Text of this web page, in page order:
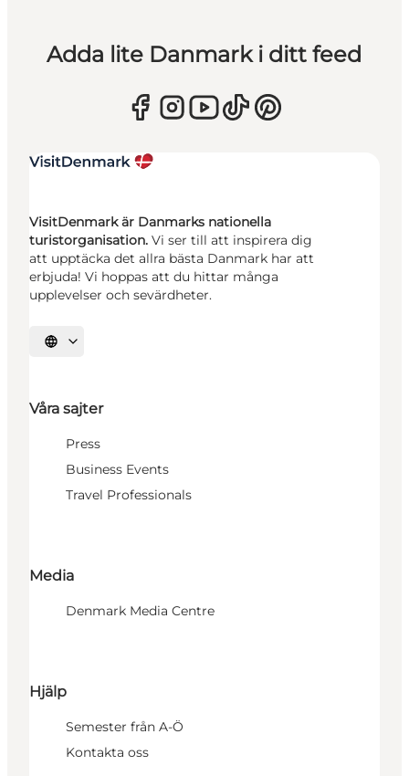
Adda lite Danmark i ditt feed
VisitDenmark är Danmarks nationella
turistorganisation. Vi ser till att inspirera dig
att upptäcka det allra bästa Danmark har att
erbjuda! Vi hoppas att du hittar många
upplevelser och sevärdheter.
Välj språk
Våra sajter
Press
Business Events
Travel Professionals
Media
Denmark Media Centre
Hjälp
Semester från A-Ö
Kontakta oss